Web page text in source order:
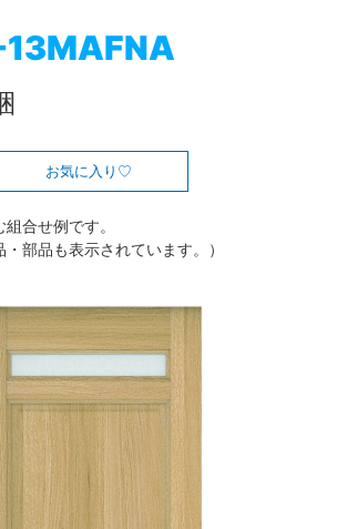
お気に入り
合せ例です。
・部品も表示されています。）